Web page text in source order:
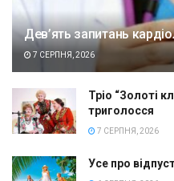
Дев’ять запитань
7 СЕРПНЯ, 2026
Тріо “Золоті
триголосся
7 СЕРПНЯ, 2026
Усе про